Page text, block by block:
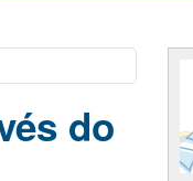
do